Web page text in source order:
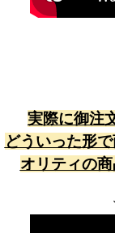
実際に御注
どういった形
オリティの